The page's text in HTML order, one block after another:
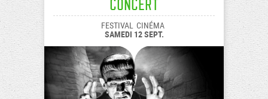
Concert
FESTIVAL CINÉMA
SAMEDI 12 SEPT.